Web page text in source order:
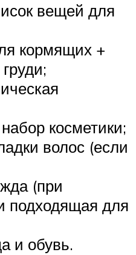
вещей для
кормящих +
косметики;
волос (если
(при
подходящая для
и обувь.